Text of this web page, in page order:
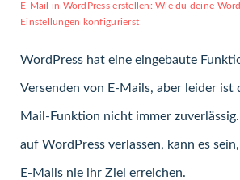
E-Mail in WordPress erstellen: Wie du deine
Einstellungen konfigurierst
WordPress hat eine eingebaute
Versenden von E-Mails, aber leider ist
Mail-Funktion nicht immer
auf WordPress verlassen, kann es
E-Mails nie ihr Ziel erreichen.